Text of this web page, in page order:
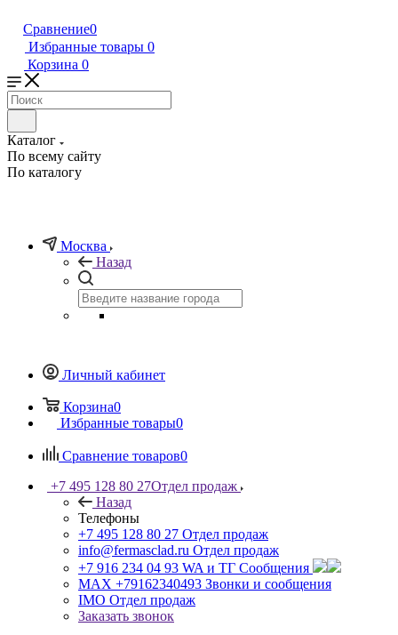
Сравнение0
Избранные товары 0
Корзина 0
Каталог
По всему сайту
По каталогу
Москва
Назад
Личный кабинет
Корзина0
Избранные товары0
Сравнение товаров0
+7 495 128 80 27Отдел продаж
Назад
Телефоны
+7 495 128 80 27 Отдел продаж
info@fermasclad.ru Отдел продаж
+7 916 234 04 93 WA и ТГ Сообщения
MAX +79162340493 Звонки и сообщения
IMO Отдел продаж
Заказать звонок